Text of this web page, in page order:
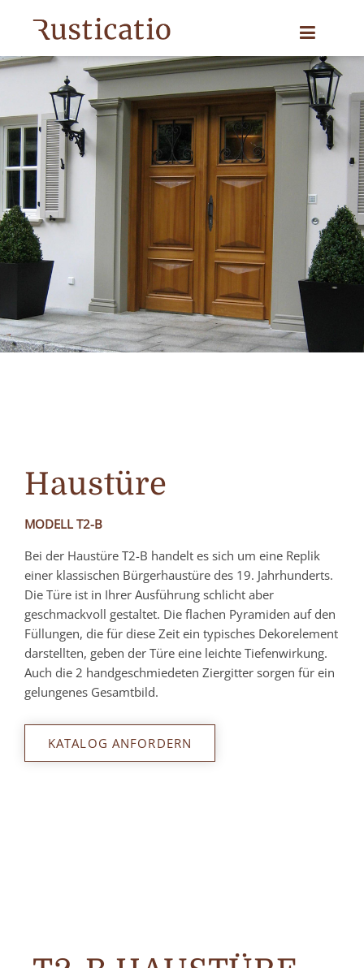
Haustüre
MODELL T2-B
Bei der Haustüre T2-B handelt es sich um eine Replik
einer klassischen Bürgerhaustüre des 19. Jahrhunderts.
Die Türe ist in Ihrer Ausführung schlicht aber
geschmackvoll gestaltet. Die flachen Pyramiden auf den
Füllungen, die für diese Zeit ein typisches Dekorelement
darstellten, geben der Türe eine leichte Tiefenwirkung.
Auch die 2 handgeschmiedeten Ziergitter sorgen für ein
gelungenes Gesamtbild.
KATALOG ANFORDERN